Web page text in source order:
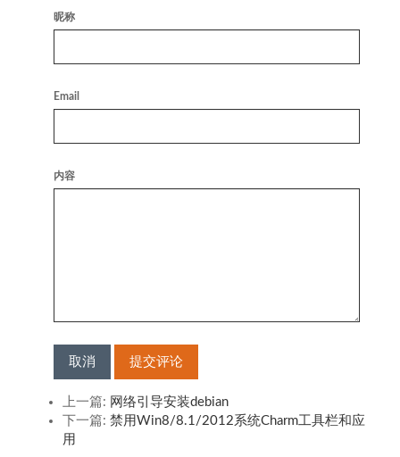
昵称
Email
内容
取消 提交评论
上一篇: 网络引导安装debian
下一篇: 禁用Win8/8.1/2012系统Charm工具栏和应
用